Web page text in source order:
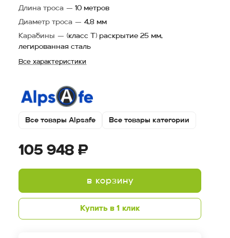
Длина троса — 10 метров
Диаметр троса — 4,8 мм
Карабины — (класс Т) раскрытие 25 мм,
легированная сталь
Все характеристики
Все товары Alpsafe Все товары категории
105 948 ₽
в корзину
Купить в 1 клик